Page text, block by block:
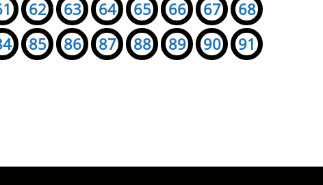
62 63 64 65 66 67
68
85 86 87 88 89 90
91